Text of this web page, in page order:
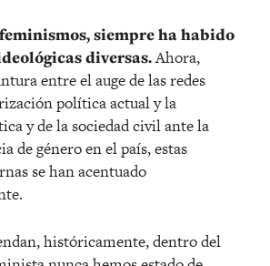
siempre ha habido
diversas.Ahora,
entre el auge de las redes
política actual y la
y de la sociedad civil ante la
de género en el país, estas
se han acentuado
históricamente, dentro del